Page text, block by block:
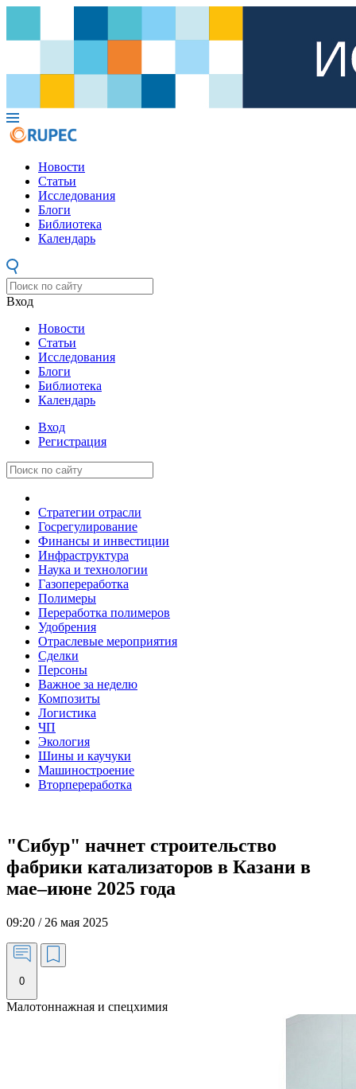
Новости
Статьи
Исследования
Блоги
Библиотека
Календарь
Вход
Новости
Статьи
Исследования
Блоги
Библиотека
Календарь
Вход
Регистрация
Стратегии отрасли
Госрегулирование
Финансы и инвестиции
Инфраструктура
Наука и технологии
Газопереработка
Полимеры
Переработка полимеров
Удобрения
Отраслевые мероприятия
Сделки
Персоны
Важное за неделю
Композиты
Логистика
ЧП
Экология
Шины и каучуки
Машиностроение
Вторпереработка
"Сибур" начнет строительство
фабрики катализаторов в Казани в
мае–июне 2025 года
09:20 / 26 мая 2025
0